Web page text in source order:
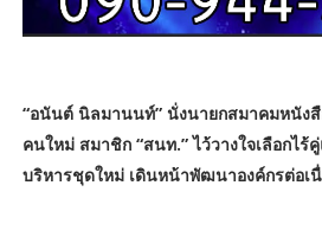
“อนันต์ นิลมานนท์” นั่งนายกสมาคมหนัง
คนใหม่ สมาชิก “สนท.” ไว้วางใจเลือกไ
บริหารชุดใหม่ เดินหน้าพัฒนาองค์กรต่อเ